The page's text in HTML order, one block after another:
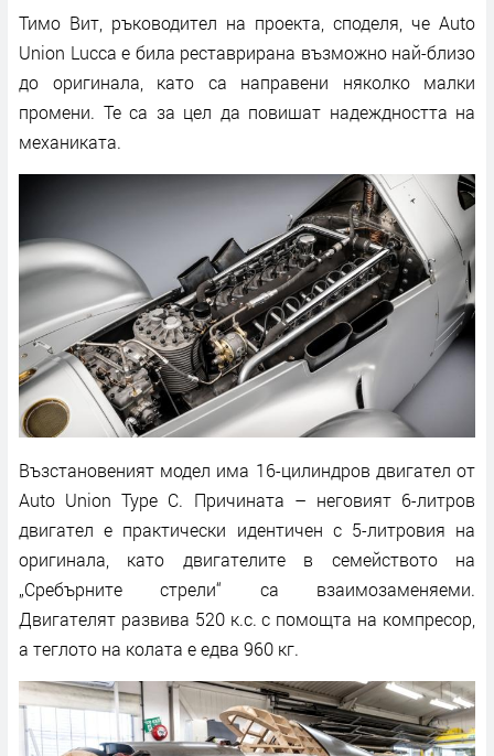
Тимо Вит, ръководител на проекта, споделя, че Auto
Union Lucca е била реставрирана възможно най-близо
до оригинала, като са направени няколко малки
промени. Те са за цел да повишат надеждността на
механиката.
Възстановеният модел има 16-цилиндров двигател от
Auto Union Type C. Причината – неговият 6-литров
двигател е практически идентичен с 5-литровия на
оригинала, като двигателите в семейството на
„Сребърните стрели“ са взаимозаменяеми.
Двигателят развива 520 к.с. с помощта на компресор,
а теглото на колата е едва 960 кг.